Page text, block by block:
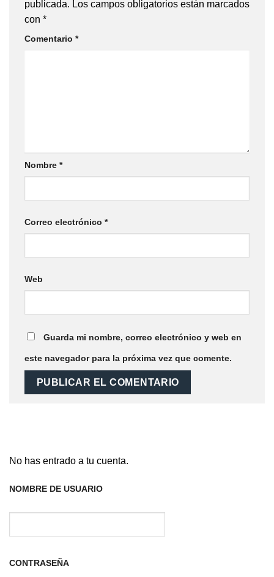
publicada. Los campos obligatorios están marcados
con *
Comentario *
Nombre *
Correo electrónico *
Web
Guarda mi nombre, correo electrónico y web en
este navegador para la próxima vez que comente.
No has entrado a tu cuenta.
NOMBRE DE USUARIO
CONTRASEÑA